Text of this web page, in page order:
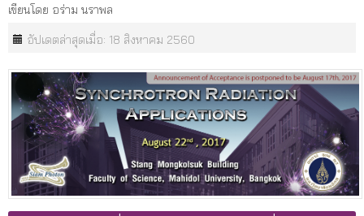
เขียนโดย อร่าม นราพล
อัปเดตล่าสุดเมื่อ: 18 สิงหาคม 2560